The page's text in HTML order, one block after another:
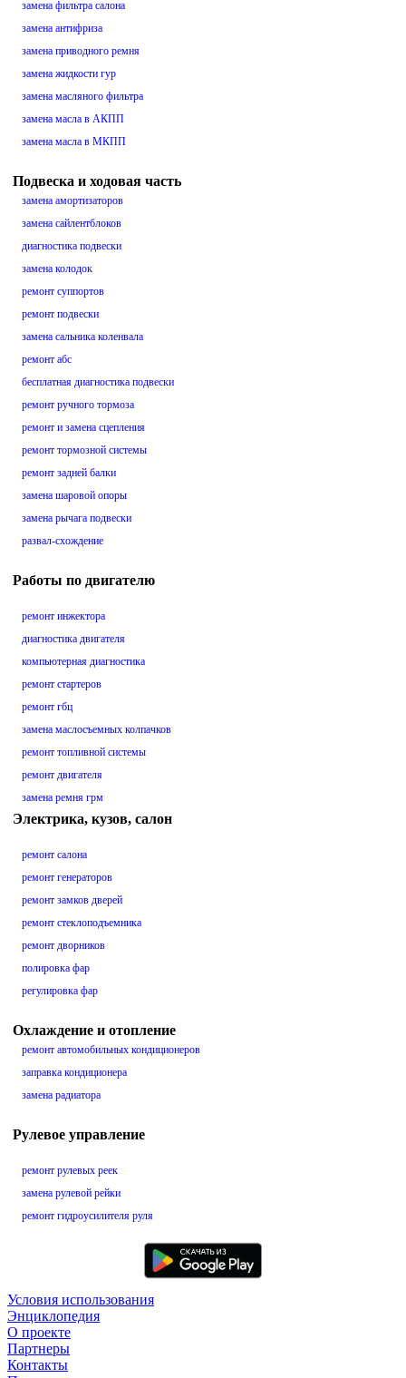
замена фильтра салона
замена антифриза
замена приводного ремня
замена жидкости гур
замена масляного фильтра
замена масла в АКПП
замена масла в МКПП
Подвеска и ходовая часть
замена амортизаторов
замена сайлентблоков
диагностика подвески
замена колодок
ремонт суппортов
ремонт подвески
замена сальника коленвала
ремонт абс
бесплатная диагностика подвески
ремонт ручного тормоза
ремонт и замена сцепления
ремонт тормозной системы
ремонт задней балки
замена шаровой опоры
замена рычага подвески
развал-схождение
Работы по двигателю
ремонт инжектора
диагностика двигателя
компьютерная диагностика
ремонт стартеров
ремонт гбц
замена маслосъемных колпачков
ремонт топливной системы
ремонт двигателя
замена ремня грм
Электрика, кузов, салон
ремонт салона
ремонт генераторов
ремонт замков дверей
ремонт стеклоподъемника
ремонт дворников
полировка фар
регулировка фар
Охлаждение и отопление
ремонт автомобильных кондиционеров
заправка кондиционера
замена радиатора
Рулевое управление
ремонт рулевых реек
замена рулевой рейки
ремонт гидроусилителя руля
Условия использования
Энциклопедия
О проекте
Партнеры
Контакты